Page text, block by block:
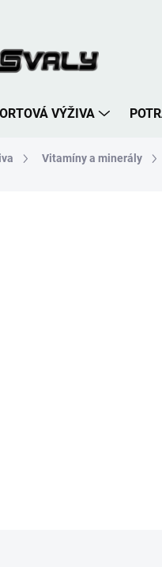
VÝŽIVA
Vitamíny a minerály